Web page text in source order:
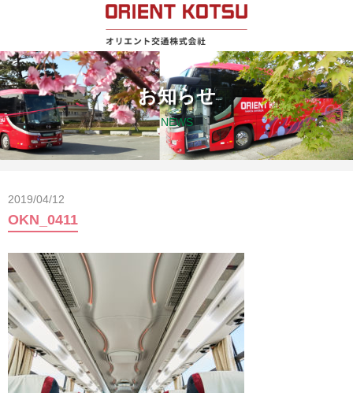
お知らせ
NEWS
2019/04/12
OKN_0411